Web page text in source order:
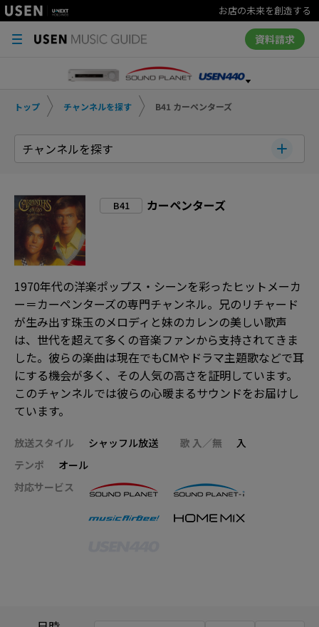
お店の未来を創造する
資料請求
トップ チャンネルを探す B41 カーペンターズ
チャンネルを探す
B41 カーペンターズ
1970年代の洋楽ポップス・シーンを彩ったヒットメーカ
ー＝カーペンターズの専門チャンネル。兄のリチャード
が生み出す珠玉のメロディと妹のカレンの美しい歌声
は、世代を超えて多くの音楽ファンから支持されてきま
した。彼らの楽曲は現在でもCMやドラマ主題歌などで耳
にする機会が多く、その人気の高さを証明しています。
このチャンネルでは彼らの心暖まるサウンドをお届けし
ています。
放送スタイル シャッフル放送 歌 入／無
入
テンポ
オール
対応サービス